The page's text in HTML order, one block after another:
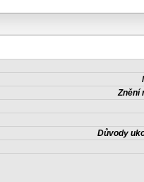
Znění
Důvody